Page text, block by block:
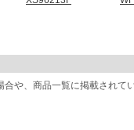
や、商品一覧に掲載されて